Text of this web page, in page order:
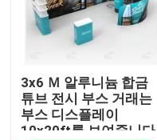
3x6 Ｍ 알루니늄 합금
튜브 전시 부스 거래는
부스 디스플레이
10x20ft를 보여줍니다